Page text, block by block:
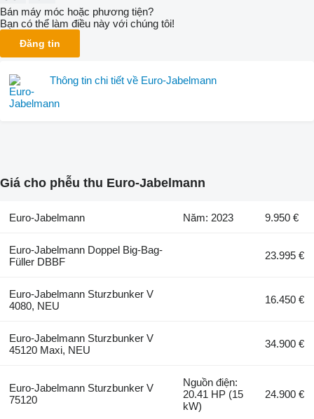
Bán máy móc hoặc phương tiện?
Bạn có thể làm điều này với chúng tôi!
Đăng tin
Thông tin chi tiết về Euro-Jabelmann
Giá cho phễu thu Euro-Jabelmann
Euro-Jabelmann Năm: 2023 9.950 €
Euro-Jabelmann Doppel Big-Bag-
Füller DBBF
23.995 €
Euro-Jabelmann Sturzbunker V
4080, NEU
16.450 €
Euro-Jabelmann Sturzbunker V
45120 Maxi, NEU
34.900 €
Euro-Jabelmann Sturzbunker V
75120
Nguồn điện:
20.41 HP (15
kW)
24.900 €